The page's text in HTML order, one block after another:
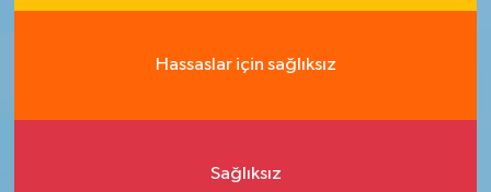
Hassaslar için sağlıksız
Sağlıksız